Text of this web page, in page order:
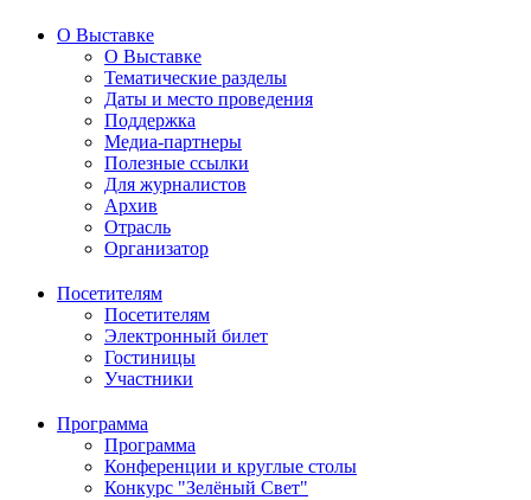
О Выставке
О Выставке
Тематические разделы
Даты и место проведения
Поддержка
Медиа-партнеры
Полезные ссылки
Для журналистов
Архив
Отрасль
Организатор
Посетителям
Посетителям
Электронный билет
Гостиницы
Участники
Программа
Программа
Конференции и круглые столы
Конкурс "Зелёный Свет"